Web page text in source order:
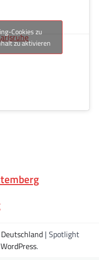
Cookies zu
zu aktivieren
| Spotlight
WordPress.